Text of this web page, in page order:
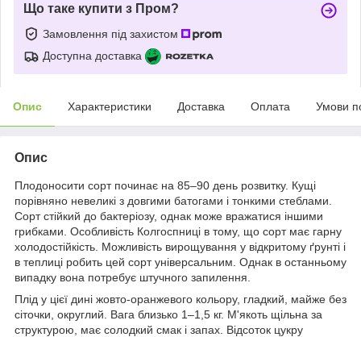
Що таке купити з Пром?
Замовлення під захистом
Доступна доставка
Опис Характеристики Доставка Оплата Умови
Опис
Плодоносити сорт починає на 85–90 день розвитку. Кущі
порівняно невеликі з довгими батогами і тонкими стеблами.
Сорт стійкий до бактеріозу, однак може вражатися іншими
грибками. Особливість Колгоспниці в тому, що сорт має гарну
холодостійкість. Можливість вирощування у відкритому ґрунті і
в теплиці робить цей сорт універсальним. Однак в останньому
випадку вона потребує штучного запилення.
Плід у цієї дині жовто-оранжевого кольору, гладкий, майже без
сіточки, округлий. Вага близько 1–1,5 кг. М'якоть щільна за
структурою, має солодкий смак і запах. Відсоток цукру